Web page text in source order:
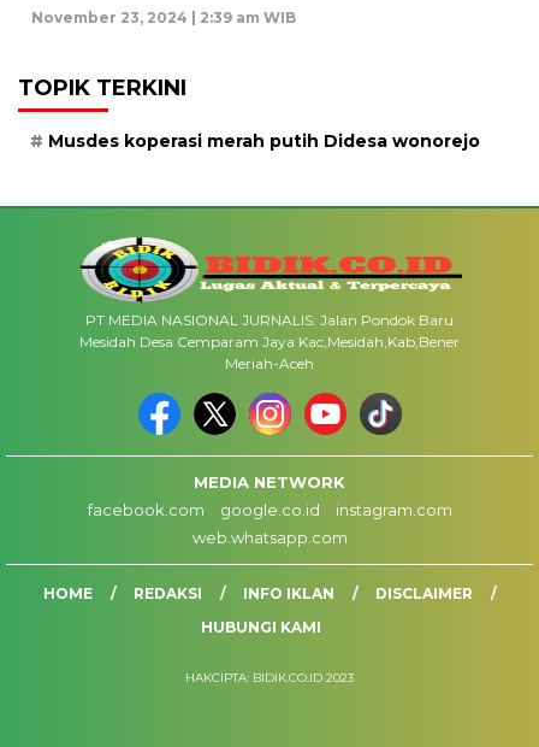
November 23, 2024 | 2:39 am WIB
TOPIK TERKINI
Musdes koperasi merah putih Didesa wonorejo
PT MEDIA NASIONAL JURNALIS: Jalan Pondok Baru
Mesidah Desa Cemparam Jaya Kac,Mesidah,Kab,Bener
Meriah-Aceh
MEDIA NETWORK
facebook.com
google.co.id
instagram.com
web.whatsapp.com
HOME REDAKSI INFO IKLAN
DISCLAIMER
HUBUNGI KAMI
HAKCIPTA: BIDIK.CO.ID 2023